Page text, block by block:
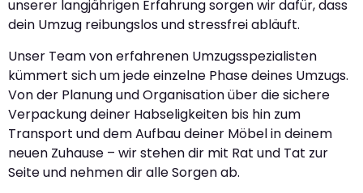
unserer langjährigen Erfahrung sorgen wir dafür, dass
dein Umzug reibungslos und stressfrei abläuft.
Unser Team von erfahrenen Umzugsspezialisten
kümmert sich um jede einzelne Phase deines Umzugs.
Von der Planung und Organisation über die sichere
Verpackung deiner Habseligkeiten bis hin zum
Transport und dem Aufbau deiner Möbel in deinem
neuen Zuhause – wir stehen dir mit Rat und Tat zur
Seite und nehmen dir alle Sorgen ab.